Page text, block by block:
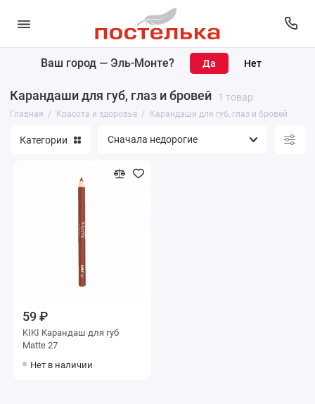
Ваш город — Эль-Монте?
Карандаши для губ, глаз и бровей 1 товар
Главная Красота и здоровье Карандаши для губ, глаз и бровей
Карандаши для губ, глаз и бровей
Макияж
Уход за лицом
Уход за волосами
Маникюр и педикюр
Категории
59 ₽
KIKI Карандаш для губ
Matte 27
Нет в наличии